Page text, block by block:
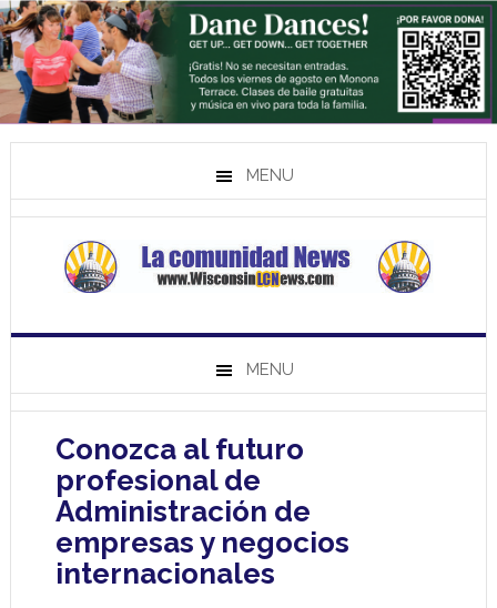
MENU
MENU
Conozca al futuro
profesional de
Administración de
empresas y negocios
internacionales